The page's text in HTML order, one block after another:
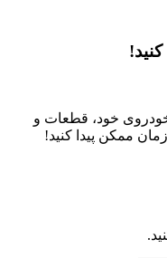
خود، قطعات و
ممکن پیدا کنید!